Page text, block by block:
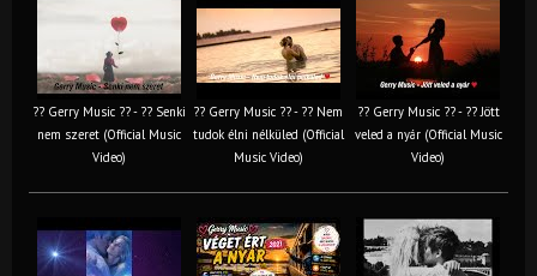
?? Gerry Music ?? - ?? Senki
nem szeret (Official Music
Video)
?? Gerry Music ?? - ?? Nem
tudok élni nélküled (Official
Music Video)
?? Gerry Music ?? - ?? Jött
veled a nyár (Official Music
Video)